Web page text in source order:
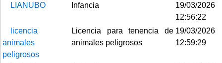
LIANUBO
Infancia
19/03/2026
12:56:22
licencia
animales
peligrosos
Licencia para tenencia de
animales peligrosos
19/03/2026
12:59:29